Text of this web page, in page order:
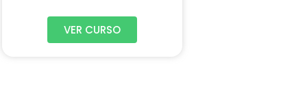
VER CURSO